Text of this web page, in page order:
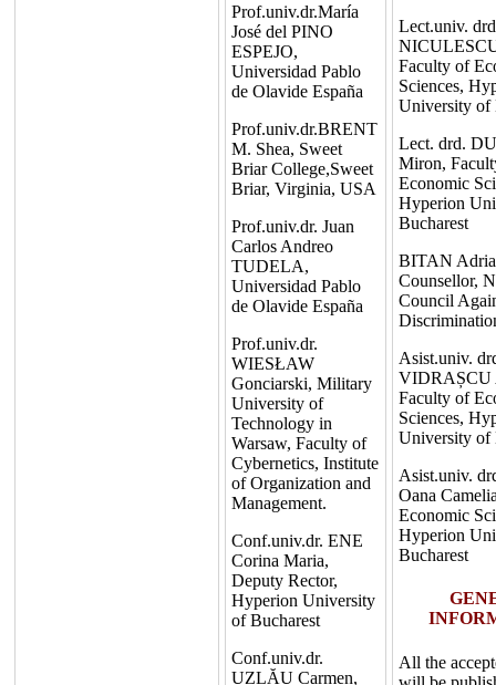
Prof.univ.dr.María
José del PINO
ESPEJO,
Universidad Pablo
de Olavide España
Prof.univ.dr.BRENT
M. Shea, Sweet
Briar College,Sweet
Briar, Virginia, USA
Prof.univ.dr. Juan
Carlos Andreo
TUDELA,
Universidad Pablo
de Olavide España
Prof.univ.dr.
WIESŁAW
Gonciarski, Military
University of
Technology in
Warsaw, Faculty of
Cybernetics, Institute
of Organization and
Management.
Conf.univ.dr. ENE
Corina Maria,
Deputy Rector,
Hyperion University
of Bucharest
Conf.univ.dr.
UZLĂU Carmen,
Lect.univ.
Faculty of
Sciences,
University of
Lect. drd.
Miron,
Economic
Hyperion
Bucharest
BITAN
Counsellor,
Council
Asist.univ.
VIDRAȘCU
Faculty of
Sciences,
University of
Asist.univ.
Oana
Economic
Hyperion
Bucharest
All the